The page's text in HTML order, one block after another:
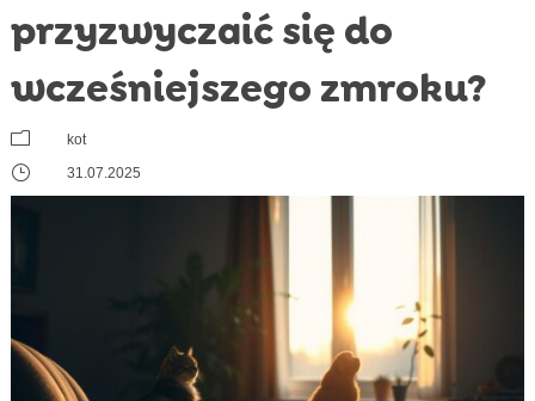
przyzwyczaić się do
wcześniejszego zmroku?
m kot
} 31.07.2025